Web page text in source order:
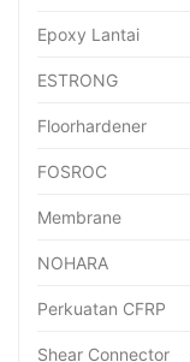
Epoxy Lantai
ESTRONG
Floorhardener
FOSROC
Membrane
NOHARA
Perkuatan CFRP
Shear Connector